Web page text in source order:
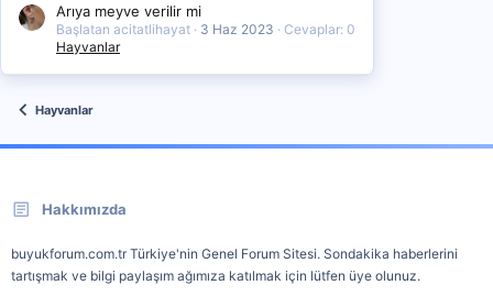
Arıya meyve verilir mi
Başlatan acitatlihayat 3 Haz 2023
Cevaplar: 0
Hayvanlar
Hayvanlar
Hakkımızda
buyukforum.com.tr Türkiye'nin Genel Forum Sitesi. Sondakika haberlerini
tartışmak ve bilgi paylaşım ağımıza katılmak için lütfen üye olunuz.